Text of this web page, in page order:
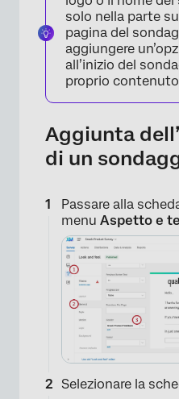
solo nella parte
pagina del
aggiungere
all’inizio del
proprio
Aggiunta
di un
Passare alla
menu Aspetto e
Selezionare la